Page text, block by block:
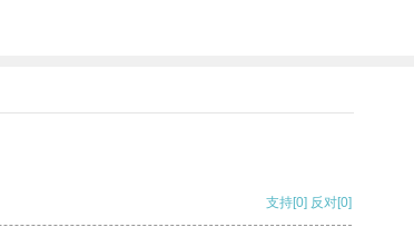
支持[0] 反对[0]